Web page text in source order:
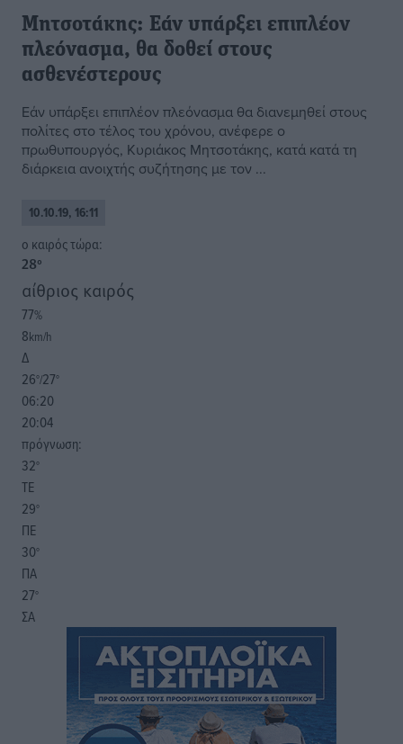
Μητσοτάκης: Εάν υπάρξει επιπλέον
πλεόνασμα, θα δοθεί στους
ασθενέστερους
Εάν υπάρξει επιπλέον πλεόνασμα θα διανεμηθεί στους
πολίτες στο τέλος του χρόνου, ανέφερε ο
πρωθυπουργός, Κυριάκος Μητσοτάκης, κατά κατά τη
διάρκεια ανοιχτής συζήτησης με τον ...
10.10.19, 16:11
o καιρός τώρα:
28°
αίθριος καιρός
77%
8km/h
Δ
26°/27°
06:20
20:04
πρόγνωση:
32°
ΤΕ
29°
ΠΕ
30°
ΠΑ
27°
ΣΑ